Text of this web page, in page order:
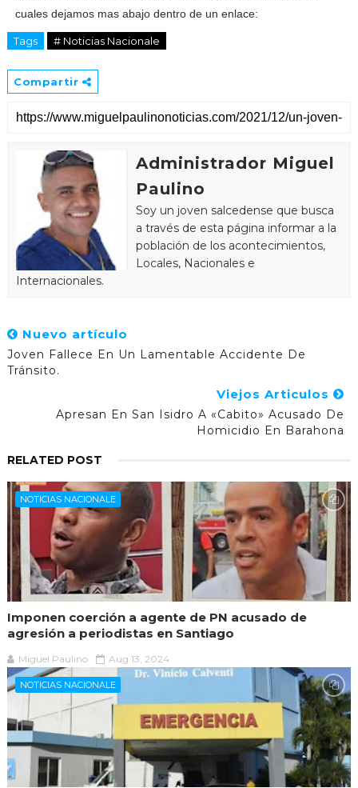
cuales dejamos mas abajo dentro de un enlace:
Tags # Noticias Nacionale
Compartir
Administrador Miguel
Paulino
Soy un joven salcedense que busca
a través de esta página informar a la
población de los acontecimientos,
Locales, Nacionales e
Internacionales.
Nuevo artículo
Joven Fallece En Un Lamentable Accidente De
Tránsito.
Viejos Articulos
Apresan En San Isidro A «Cabito» Acusado De
Homicidio En Barahona
RELATED POST
NOTICIAS NACIONALE
Imponen coerción a agente de PN acusado de
agresión a periodistas en Santiago
Miguel Paulino Aug 13, 2024
NOTICIAS NACIONALE